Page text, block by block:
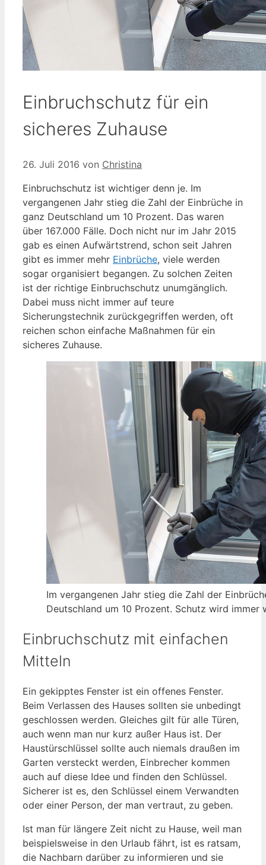
Einbruchschutz für ein
sicheres Zuhause
26. Juli 2016 von Christina
Einbruchschutz ist wichtiger denn je. Im
vergangenen Jahr stieg die Zahl der Einbrüche in
ganz Deutschland um 10 Prozent. Das waren
über 167.000 Fälle. Doch nicht nur im Jahr 2015
gab es einen Aufwärtstrend, schon seit Jahren
gibt es immer mehr Einbrüche, viele werden
sogar organisiert begangen. Zu solchen Zeiten
ist der richtige Einbruchschutz unumgänglich.
Dabei muss nicht immer auf teure
Sicherungstechnik zurückgegriffen werden, oft
reichen schon einfache Maßnahmen für ein
sicheres Zuhause.
Im vergangenen Jahr stieg die Zahl der
Deutschland um 10 Prozent. Schutz wird immer
Einbruchschutz mit einfachen
Mitteln
Ein gekipptes Fenster ist ein offenes Fenster.
Beim Verlassen des Hauses sollten sie unbedingt
geschlossen werden. Gleiches gilt für alle Türen,
auch wenn man nur kurz außer Haus ist. Der
Haustürschlüssel sollte auch niemals draußen im
Garten versteckt werden, Einbrecher kommen
auch auf diese Idee und finden den Schlüssel.
Sicherer ist es, den Schlüssel einem Verwandten
oder einer Person, der man vertraut, zu geben.
Ist man für längere Zeit nicht zu Hause, weil man
beispielsweise in den Urlaub fährt, ist es ratsam,
die Nachbarn darüber zu informieren und sie